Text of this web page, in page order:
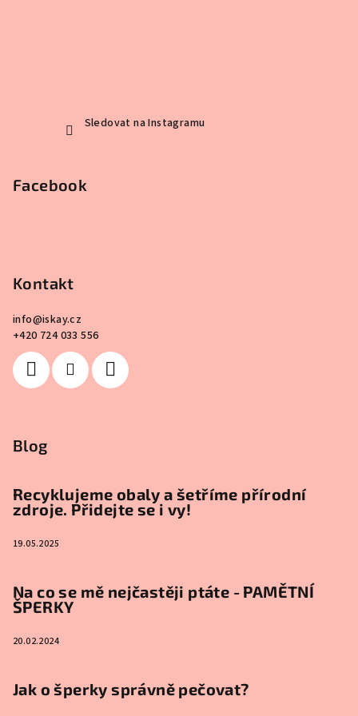
Sledovat na Instagramu
Facebook
Kontakt
info@iskay.cz
+420 724 033 556
Blog
Recyklujeme obaly a šetříme přírodní
zdroje. Přidejte se i vy!
19.05.2025
Na co se mě nejčastěji ptáte - PAMĚTNÍ
ŠPERKY
20.02.2024
Jak o šperky správně pečovat?